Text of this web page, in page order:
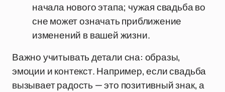
начала нового этапа; чужая свадьба во
сне может означать приближение
изменений в вашей жизни.
Важно учитывать детали сна: образы,
эмоции и контекст. Например, если свадьба
вызывает радость — это позитивный знак, а